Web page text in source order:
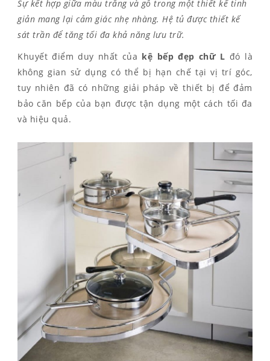
Sự kết hợp giữa màu trắng và gỗ trong một thiết kế tinh
giản mang lại cảm giác nhẹ nhàng. Hệ tủ được thiết kế
sát trần để tăng tối đa khả năng lưu trữ.
Khuyết điểm duy nhất của kệ bếp đẹp chữ L đó là
không gian sử dụng có thể bị hạn chế tại vị trí góc,
tuy nhiên đã có những giải pháp về thiết bị để đảm
bảo căn bếp của bạn được tận dụng một cách tối đa
và hiệu quả.